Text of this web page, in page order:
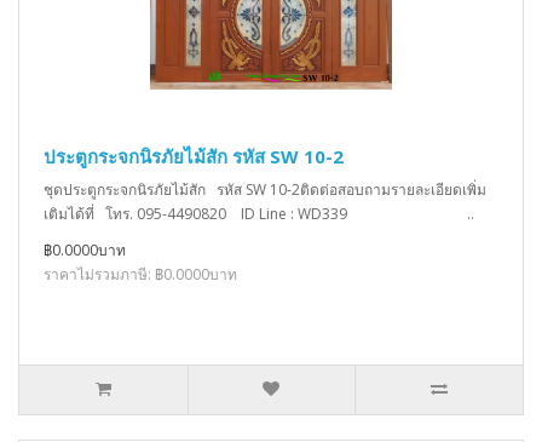
ประตูกระจกนิรภัยไม้สัก รหัส SW 10-2
ชุดประตูกระจกนิรภัยไม้สัก รหัส SW 10-2ติดต่อสอบถามรายละเอียดเพิ่ม
เติมได้ที่ โทร. 095-4490820 ID Line : WD339 ..
฿0.0000บาท
ราคาไม่รวมภาษี: ฿0.0000บาท